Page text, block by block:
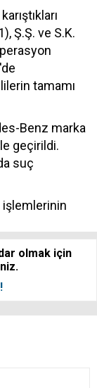
Ş.Ş. ve S.K.
tamamı
Benz marka
geçirildi.
suç
işlemlerinin
olmak için